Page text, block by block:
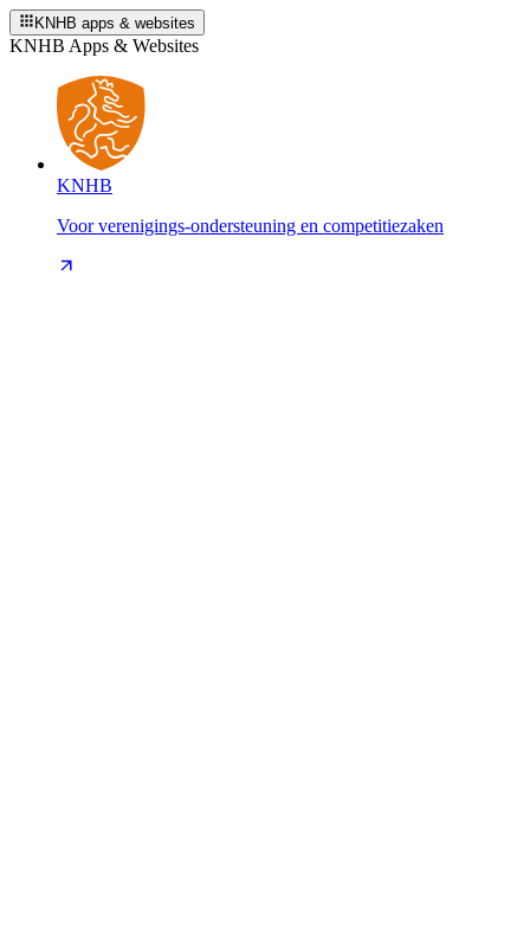
KNHB apps & websites
KNHB Apps & Websites
KNHB
Voor verenigings-ondersteuning en competitiezaken